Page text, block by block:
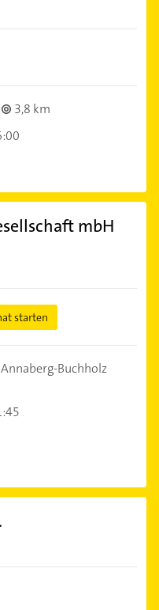
3,8 km
mbH
starten
Buchholz